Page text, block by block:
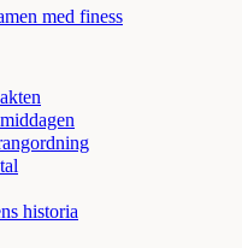
med finess
historia